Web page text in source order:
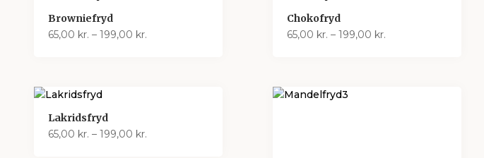
Browniefryd
65,00 kr. – 199,00 kr.
Chokofryd
65,00 kr. – 199,00 kr.Prisinterval:
Lakridsfryd
65,00 kr. – 199,00 kr.